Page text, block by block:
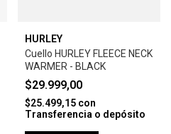
HURLEY
Cuello HURLEY FLEECE NECK
WARMER - BLACK
$29.999,00
$25.499,15 con
Transferencia o depósito